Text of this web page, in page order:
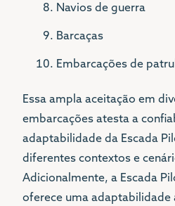
Navios de guerra
Barcaças
Embarcações de
Essa ampla aceitação em
embarcações atesta a
adaptabilidade da Escada
diferentes contextos e
Adicionalmente, a Escada
oferece uma adaptabilidade